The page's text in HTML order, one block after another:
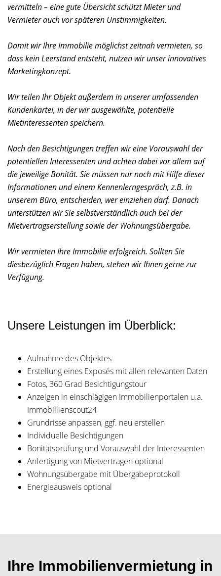
vermitteln – eine gute Übersicht schützt Mieter und
Vermieter auch vor späteren Unstimmigkeiten.
Damit wir Ihre Immobilie möglichst zeitnah vermieten, so
dass kein Leerstand entsteht, nutzen wir unser innovatives
Marketingkonzept.
Wir teilen Ihr Objekt außerdem in unserer umfassenden
Kundenkartei, in der wir ausgewählte, potentielle
Mietinteressenten speichern.
Nach den Besichtigungen treffen wir eine Vorauswahl der
potentiellen Interessenten und achten dabei vor allem auf
die jeweilige Bonität. Sie müssen nur noch mit Hilfe dieser
Informationen und einem Kennenlerngespräch, z.B. in
unserem Büro, entscheiden, wer einziehen darf. Danach
unterstützen wir Sie selbstverständlich auch bei der
Mietvertragserstellung sowie der Wohnungsübergabe.
Wir vermieten Ihre Immobilie erfolgreich. Sollten Sie
diesbezüglich Fragen haben, stehen wir Ihnen gerne zur
Verfügung.
Unsere Leistungen im Überblick:
Aufnahme des Objektes
Erstellung eines Exposés mit allen relevanten Daten
Fotos, 360 Grad Besichtigungstour
Anzeigen in einschlägigen Immobilienportalen u.a.
Immobillienscout24
Grundrisse anpassen, ggf. neu erstellen
Individuelle Besichtigungen
Bonitätsprüfung und Vorauswahl der Interessenten
Anfertigung von Mietverträgen optional
Wohnungsübergabe mit Übergabeprotokoll
Energieausweis optional
Ihre Immobilienvermietung in